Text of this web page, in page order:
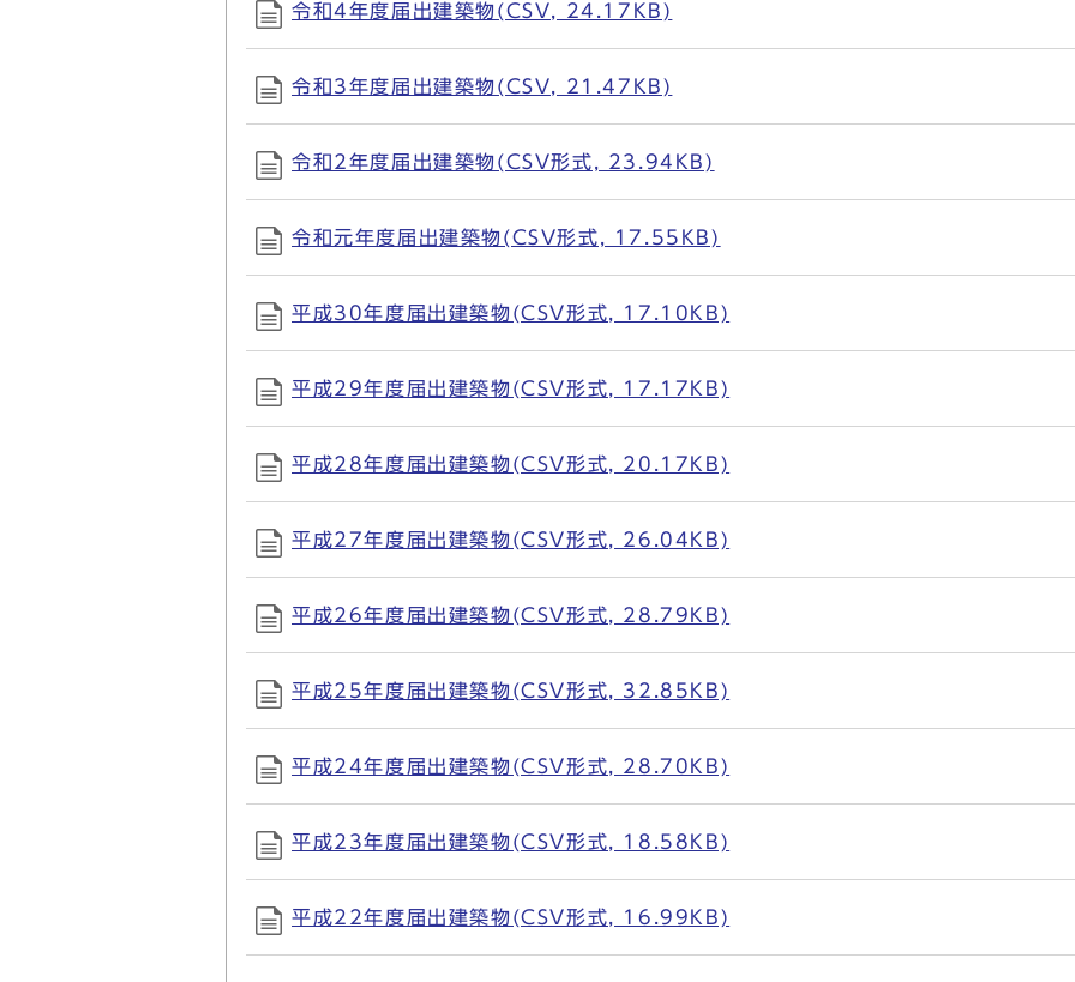
令和4年度届出建築物(CSV, 24.17KB)
令和3年度届出建築物(CSV, 21.47KB)
令和2年度届出建築物(CSV形式, 23.94KB)
令和元年度届出建築物(CSV形式, 17.55KB)
平成30年度届出建築物(CSV形式, 17.10KB)
平成29年度届出建築物(CSV形式, 17.17KB)
平成28年度届出建築物(CSV形式, 20.17KB)
平成27年度届出建築物(CSV形式, 26.04KB)
平成26年度届出建築物(CSV形式, 28.79KB)
平成25年度届出建築物(CSV形式, 32.85KB)
平成24年度届出建築物(CSV形式, 28.70KB)
平成23年度届出建築物(CSV形式, 18.58KB)
平成22年度届出建築物(CSV形式, 16.99KB)